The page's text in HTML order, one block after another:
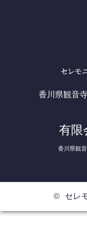
香川県観音
有限
香川県観
© セレ